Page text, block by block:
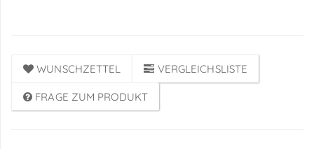
WUNSCHZETTEL VERGLEICHSLISTE
FRAGE ZUM PRODUKT